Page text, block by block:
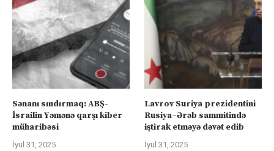
Sənanı sındırmaq: ABŞ-
İsrailin Yəmənə qarşı kiber
müharibəsi
İyul 31, 2025
Lavrov Suriya prezidentini
Rusiya–Ərəb sammitində
iştirak etməyə dəvət edib
İyul 31, 2025